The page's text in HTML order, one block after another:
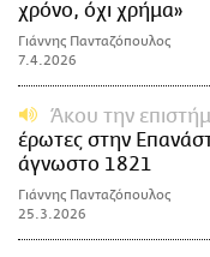
χρόνο, όχι χρήμα»
Γιάννης Πανταζόπουλος
7.4.2026
Άκου την
έρωτες στην
άγνωστο 1821
Γιάννης Πανταζόπουλος
25.3.2026